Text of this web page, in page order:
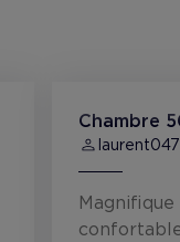
deficiência
Chambre